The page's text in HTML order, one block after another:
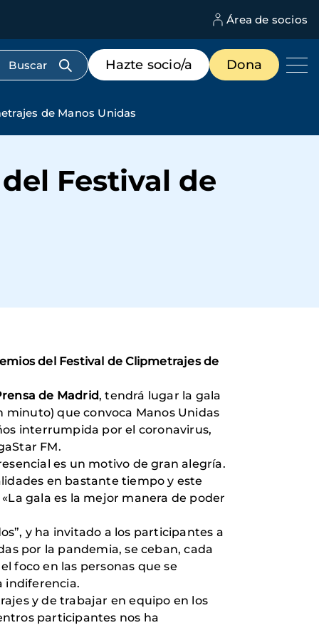
Área de socios
Menú
de
destacados
Hazte socio/a Dona
de Manos Unidas
Festival de
del Festival de Clipmetrajes de
de Madrid, tendrá lugar la gala
minuto) que convoca Manos Unidas
interrumpida por el coronavirus,
FM.
es un motivo de gran alegría.
en bastante tiempo y este
gala es la mejor manera de poder
y ha invitado a los participantes a
por la pandemia, se ceban, cada
foco en las personas que se
indiferencia.
y de trabajar en equipo en los
participantes nos ha